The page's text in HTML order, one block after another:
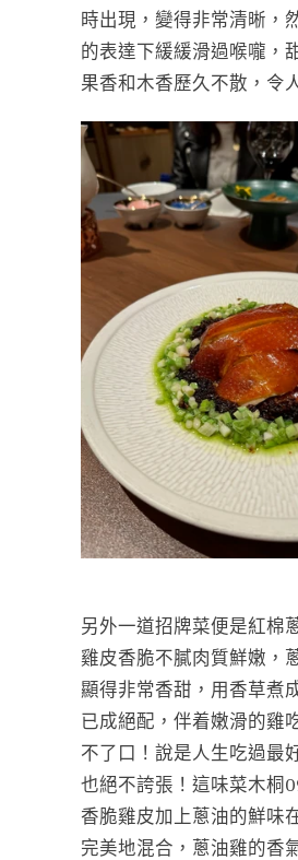
時出現，變得非常清晰，
的表達下緩緩滑過喉嚨，
果香和木香歷久不散，令
另外一道招牌菜便是紅棉
雞皮香脆不膩肉質鮮嫩，
顯得非常香甜，用香草煮
已成絕配，伴着嫩滑的雞
不了口！說是人生吃過最
也絕不誇張！這味菜木桐
香脆雞皮加上蔥油的鮮味
完美地混合，蔥油雞的香